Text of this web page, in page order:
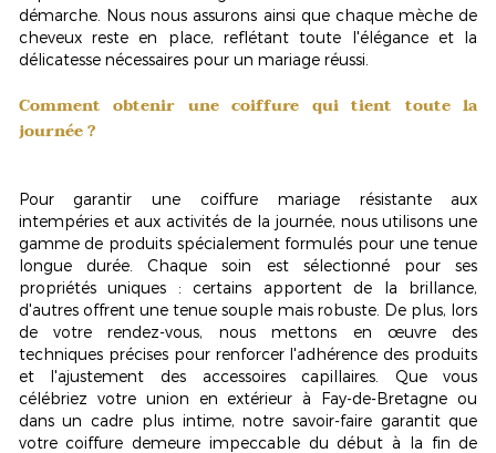
démarche. Nous nous assurons ainsi que chaque mèche de
cheveux reste en place, reflétant toute l'élégance et la
délicatesse nécessaires pour un mariage réussi.
Comment obtenir une coiffure qui tient toute la
journée ?
Pour garantir une coiffure mariage résistante aux
intempéries et aux activités de la journée, nous utilisons une
gamme de produits spécialement formulés pour une tenue
longue durée. Chaque soin est sélectionné pour ses
propriétés uniques : certains apportent de la brillance,
d'autres offrent une tenue souple mais robuste. De plus, lors
de votre rendez-vous, nous mettons en œuvre des
techniques précises pour renforcer l'adhérence des produits
et l'ajustement des accessoires capillaires. Que vous
célébriez votre union en extérieur à Fay-de-Bretagne ou
dans un cadre plus intime, notre savoir-faire garantit que
votre coiffure demeure impeccable du début à la fin de